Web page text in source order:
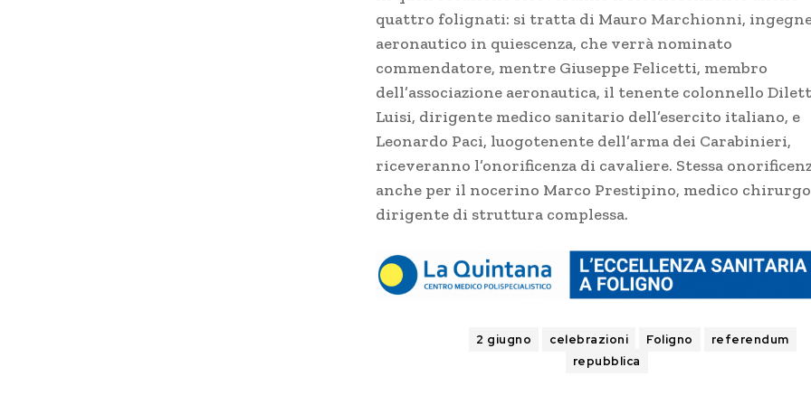
quattro folignati: si tratta di Mauro Marchionni,
aeronautico in quiescenza, che verrà nominato
commendatore, mentre Giuseppe Felicetti, membro
dell’associazione aeronautica, il tenente colonnello
Luisi, dirigente medico sanitario dell’esercito italiano, e
Leonardo Paci, luogotenente dell’arma dei Carabinieri,
riceveranno l’onorificenza di cavaliere. Stessa
anche per il nocerino Marco Prestipino, medico
dirigente di struttura complessa.
2 giugno celebrazioni Foligno
referendum
repubblica